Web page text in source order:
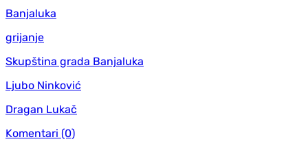
Banjaluka
grijanje
Skupština grada Banjaluka
Ljubo Ninković
Dragan Lukač
Komentari (0)